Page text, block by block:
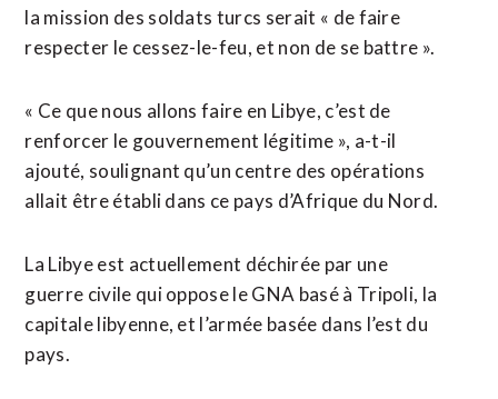
la mission des soldats turcs serait « de faire
respecter le cessez-le-feu, et non de se battre ».
« Ce que nous allons faire en Libye, c’est de
renforcer le gouvernement légitime », a-t-il
ajouté, soulignant qu’un centre des opérations
allait être établi dans ce pays d’Afrique du Nord.
La Libye est actuellement déchirée par une
guerre civile qui oppose le GNA basé à Tripoli, la
capitale libyenne, et l’armée basée dans l’est du
pays.